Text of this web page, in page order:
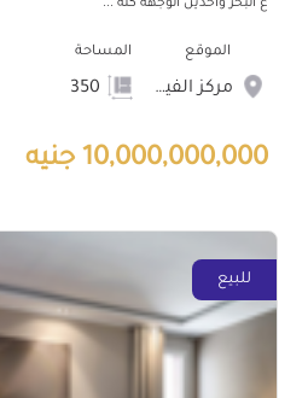
ع البحر واخدين الوجهه كله ...
الموقع
مركز الفيوم
المساحة
10,000,000,000 جنيه
للبيع